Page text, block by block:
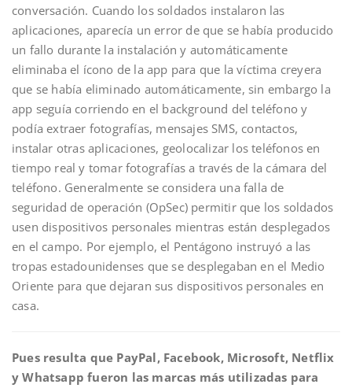
conversación. Cuando los soldados instalaron las
aplicaciones, aparecía un error de que se había producido
un fallo durante la instalación y automáticamente
eliminaba el ícono de la app para que la víctima creyera
que se había eliminado automáticamente, sin embargo la
app seguía corriendo en el background del teléfono y
podía extraer fotografías, mensajes SMS, contactos,
instalar otras aplicaciones, geolocalizar los teléfonos en
tiempo real y tomar fotografías a través de la cámara del
teléfono. Generalmente se considera una falla de
seguridad de operación (OpSec) permitir que los soldados
usen dispositivos personales mientras están desplegados
en el campo. Por ejemplo, el Pentágono instruyó a las
tropas estadounidenses que se desplegaban en el Medio
Oriente para que dejaran sus dispositivos personales en
casa.
Pues resulta que PayPal, Facebook, Microsoft, Netflix
y Whatsapp fueron las marcas más utilizadas para